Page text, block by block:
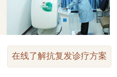
在线了解抗复发诊疗方案